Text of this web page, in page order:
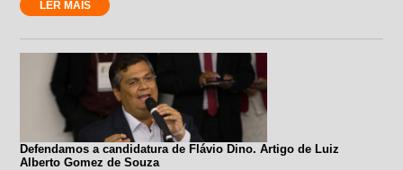
LER MAIS
Defendamos a candidatura de Flávio Dino. Artigo de Luiz
Alberto Gomez de Souza